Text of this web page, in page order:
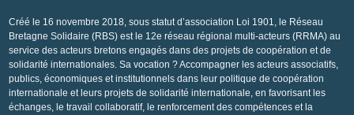
Créé le 16 novembre 2018, sous statut d’association Loi 1901, le Réseau
Bretagne Solidaire (RBS) est le 12e réseau régional multi-acteurs (RRMA) au
service des acteurs bretons engagés dans des projets de coopération et de
solidarité internationales. Sa vocation ? Accompagner les acteurs associatifs,
publics, économiques et institutionnels dans leur politique de coopération
internationale et leurs projets de solidarité internationale, en favorisant les
échanges, le travail collaboratif, le renforcement des compétences et la